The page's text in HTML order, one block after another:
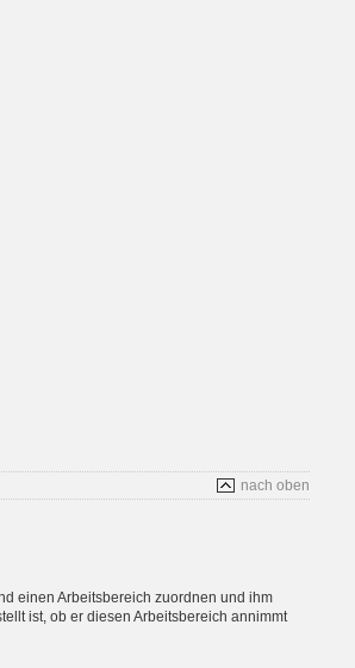
nach oben
einen Arbeitsbereich zuordnen und ihm
ist, ob er diesen Arbeitsbereich annimmt